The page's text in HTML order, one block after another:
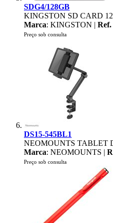
SDG4/128GB
KINGSTON SD CARD
Marca: KINGSTON |
Preço sob consulta
DS15-545BL1
NEOMOUNTS TABLET
Marca: NEOMOUNTS |
Preço sob consulta